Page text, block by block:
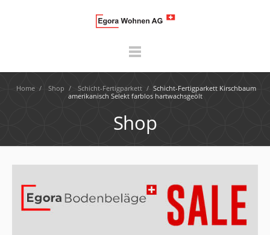
Home / Shop / Schicht-Fertigparkett / Schicht-Fertigparkett Kirschbaum
amerikanisch Selekt farblos hartwachsgeölt
Shop